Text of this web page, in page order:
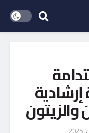
والزيتون